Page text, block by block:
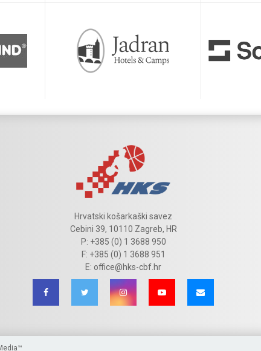
Hrvatski košarkaški savez
Cebini 39, 10110 Zagreb, HR
P: +385 (0) 1 3688 950
F: +385 (0) 1 3688 951
E: office@hks-cbf.hr